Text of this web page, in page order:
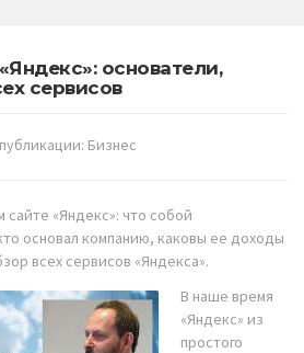
основатели,
сервисов
Бизнес
сайте «Яндекс»: что собой
основал компанию, каковы ее доходы
всех сервисов «Яндекса».
В наше время
«Яндекс» из
простого